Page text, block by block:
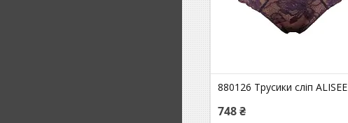
880126 Трусики сліп ALISEE
748 ₴